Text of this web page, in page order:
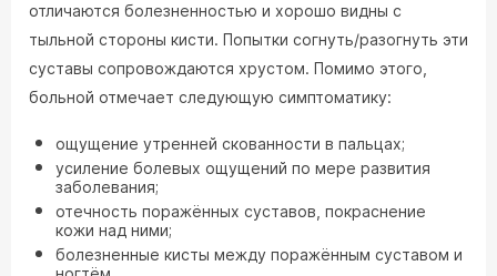
отличаются болезненностью и хорошо видны с
тыльной стороны кисти. Попытки согнуть/разогнуть эти
суставы сопровождаются хрустом. Помимо этого,
больной отмечает следующую симптоматику:
ощущение утренней скованности в пальцах;
усиление болевых ощущений по мере развития
заболевания;
отечность поражённых суставов, покраснение
кожи над ними;
болезненные кисты между поражённым суставом и